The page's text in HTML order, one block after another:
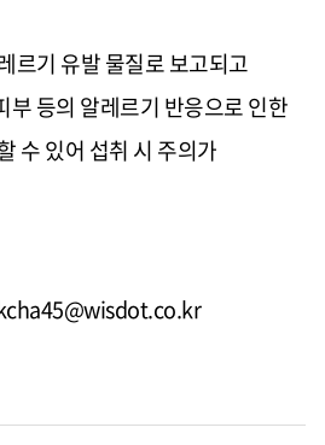
르기 유발 물질로 보고되고
부 등의 알레르기 반응으로 인한
수 있어 섭취 시 주의가